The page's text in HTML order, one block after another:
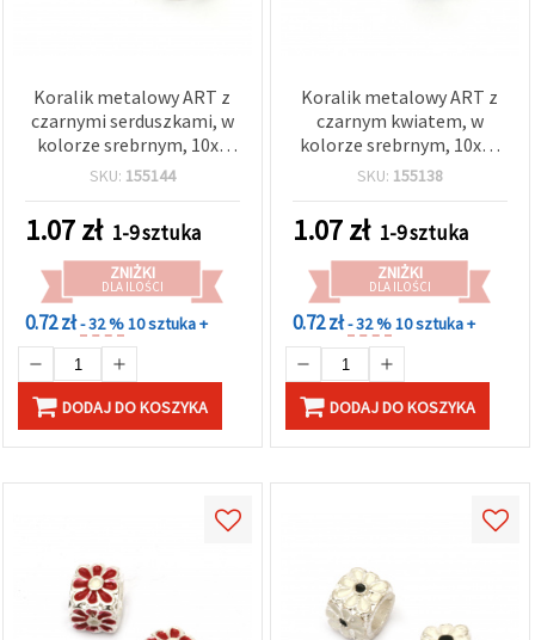
Koralik metalowy ART z
czarnymi serduszkami, w
kolorze srebrnym, 10x6
mm, otwór 5 mm
SKU: 155144
1.07zł 1-9 sztuka
ZNIŻKI
DLA ILOŚCI
0.72 zł- 32 %10 sztuka +
DODAJ DO KOSZYKA
Koralik metalowy ART z
czarnym kwiatem, w
kolorze srebrnym, 10x10
mm, otwór: 5,5 mm
SKU: 155138
1.07zł 1-9 sztuka
ZNIŻKI
DLA ILOŚCI
0.72 zł- 32 %10 sztuka +
DODAJ DO KOSZYKA